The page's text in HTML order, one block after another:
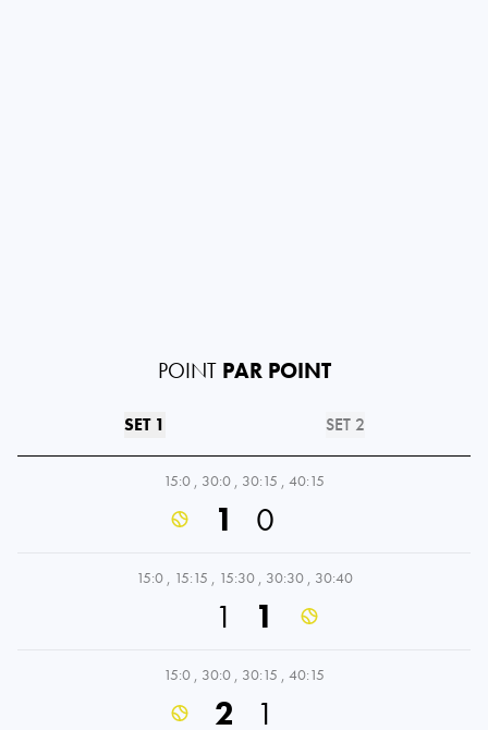
POINT PAR POINT
SET 1 SET 2
15:0 , 30:0 , 30:15 , 40:15
1 0
15:0 , 15:15 , 15:30 , 30:30 , 30:40
1 1
15:0 , 30:0 , 30:15 , 40:15
2 1